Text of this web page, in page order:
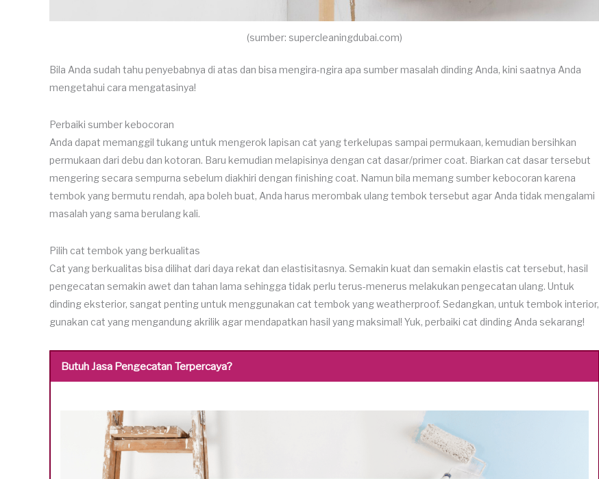
(sumber: supercleaningdubai.com)
Bila Anda sudah tahu penyebabnya di atas dan bisa mengira-ngira apa sumber masalah dinding Anda, kini saatnya Anda
mengetahui cara mengatasinya!
Perbaiki sumber kebocoran
Anda dapat memanggil tukang untuk mengerok lapisan cat yang terkelupas sampai permukaan, kemudian bersihkan
permukaan dari debu dan kotoran. Baru kemudian melapisinya dengan cat dasar/primer coat. Biarkan cat dasar tersebut
mengering secara sempurna sebelum diakhiri dengan finishing coat. Namun bila memang sumber kebocoran karena
tembok yang bermutu rendah, apa boleh buat, Anda harus merombak ulang tembok tersebut agar Anda tidak mengalami
masalah yang sama berulang kali.
Pilih cat tembok yang berkualitas
Cat yang berkualitas bisa dilihat dari daya rekat dan elastisitasnya. Semakin kuat dan semakin elastis cat tersebut, hasil
pengecatan semakin awet dan tahan lama sehingga tidak perlu terus-menerus melakukan pengecatan ulang. Untuk
dinding eksterior, sangat penting untuk menggunakan cat tembok yang weatherproof. Sedangkan, untuk tembok interior,
gunakan cat yang mengandung akrilik agar mendapatkan hasil yang maksimal! Yuk, perbaiki cat dinding Anda sekarang!
Butuh Jasa Pengecatan Terpercaya?